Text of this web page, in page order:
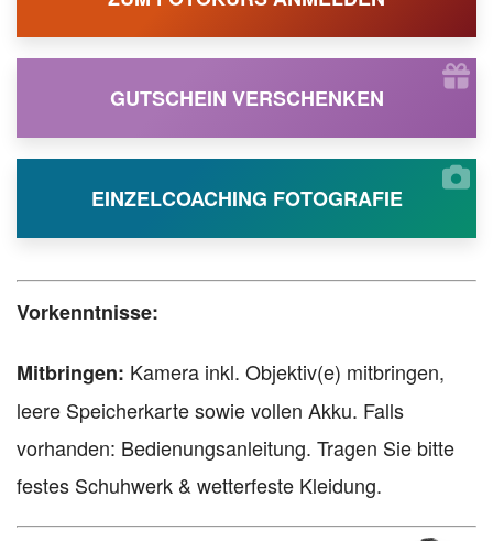
GUTSCHEIN VERSCHENKEN
EINZELCOACHING FOTOGRAFIE
Vorkenntnisse:
Mitbringen: Kamera inkl. Objektiv(e) mitbringen,
leere Speicherkarte sowie vollen Akku. Falls
vorhanden: Bedienungsanleitung. Tragen Sie bitte
festes Schuhwerk & wetterfeste Kleidung.